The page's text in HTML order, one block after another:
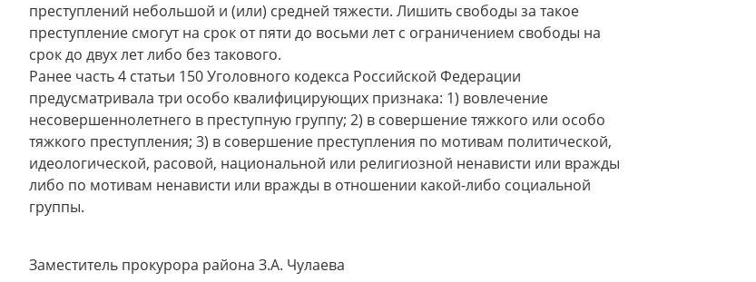
преступлений небольшой и (или) средней тяжести. Лишить свободы за такое
преступление смогут на срок от пяти до восьми лет с ограничением свободы на
срок до двух лет либо без такового.
Ранее часть 4 статьи 150 Уголовного кодекса Российской Федерации
предусматривала три особо квалифицирующих признака: 1) вовлечение
несовершеннолетнего в преступную группу; 2) в совершение тяжкого или особо
тяжкого преступления; 3) в совершение преступления по мотивам политической,
идеологической, расовой, национальной или религиозной ненависти или вражды
либо по мотивам ненависти или вражды в отношении какой-либо социальной
группы.
Заместитель прокурора района З.А. Чулаева